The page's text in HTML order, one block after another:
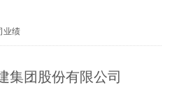
业绩
集团股份有限公司